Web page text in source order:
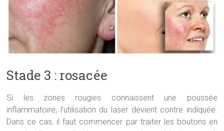
Stade 3 : rosacée
Si les zones rougies connaissent une poussée
inflammatoire, l’utilisation du laser devient contre indiquée.
Dans ce cas, il faut commencer par traiter les boutons en